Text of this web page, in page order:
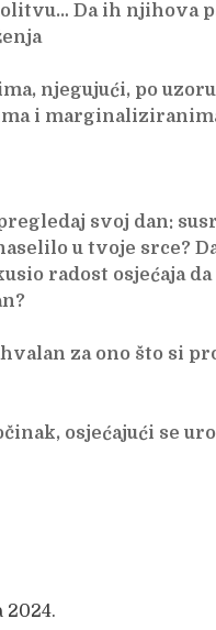
Da ih njihova
njegujući, po
i
svoj dan:
u tvoje srce?
radost osjećaja
za ono što si
osjećajući se
2024.